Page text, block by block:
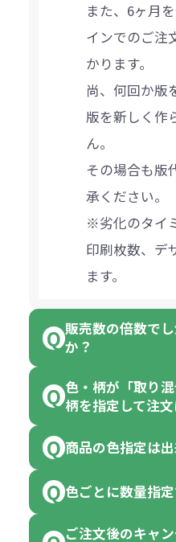
また、6ヶ月
インでのご注
かります。
尚、何回か版
版を新しく作
ん。
その場合も版
承ください。
※劣化のタイ
印刷枚数、デ
ます。
販売数の倍数で
か？
一部商品（※
です。
個、20個と
ります。
色・柄が「取り
柄を指定して注
「色・柄 取り
ている商品は
ん。
商品の色指定は
色指定できる
品の詳細に「
色ごとに数量指
ご注文後のキャ